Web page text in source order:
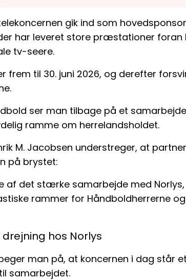
gik ind som
har leveret store præstationer foran
tv-seere.
frem til 30. juni 2026, og derefter
ser man tilbage på et
ramme om herrelandsholdet.
M. Jacobsen understreger, at
på brystet:
af det stærke samarbejde med
rammer for Håndboldherrerne
hos Norlys
man på, at koncernen i dag står
samarbejdet.